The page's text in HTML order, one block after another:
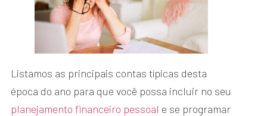
Listamos as principais contas típicas desta
época do ano para que você possa incluir no seu
planejamento financeiro pessoal e se programar